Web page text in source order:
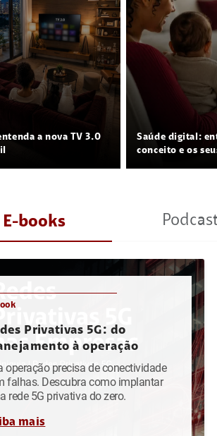
a nova TV 3.0
Saúde digital:
conceito e os
E-books
Privativas 5G: do
à operação
operação precisa de conectividade
falhas. Descubra como implantar
rede 5G privativa do zero.
mais